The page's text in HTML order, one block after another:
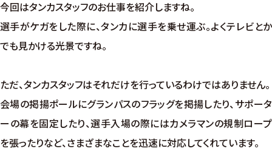
今回はタンカスタッフのお仕事を紹介しますね。
選手がケガをした際に、タンカに選手を乗せ運ぶ。よくテレビとか
でも見かける光景ですね。
ただ、タンカスタッフはそれだけを行っているわけではありません。
会場の掲揚ポールにグランパスのフラッグを掲揚したり、サポータ
ーの幕を固定したり、選手入場の際にはカメラマンの規制ロープ
を張ったりなど、さまざまなことを迅速に対応してくれています。